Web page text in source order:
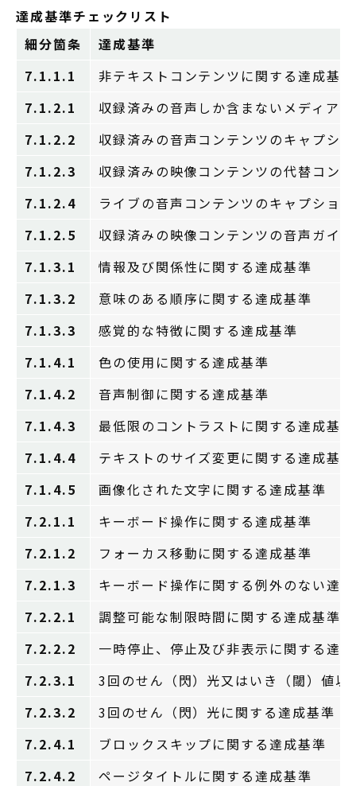
達成基準チェックリスト
細分箇条
達成基準
7.1.1.1
非テキストコンテンツに関する達成基準
7.1.2.1
収録済みの音声しか含まないメディア
7.1.2.2
収録済みの音声コンテンツのキャプシ
7.1.2.3
収録済みの映像コンテンツの代替コン
7.1.2.4
ライブの音声コンテンツのキャプショ
7.1.2.5
収録済みの映像コンテンツの音声ガイ
7.1.3.1
情報及び関係性に関する達成基準
7.1.3.2
意味のある順序に関する達成基準
7.1.3.3
感覚的な特徴に関する達成基準
7.1.4.1
色の使用に関する達成基準
7.1.4.2
音声制御に関する達成基準
7.1.4.3
最低限のコントラストに関する達成基準
7.1.4.4
テキストのサイズ変更に関する達成基準
7.1.4.5
画像化された文字に関する達成基準
7.2.1.1
キーボード操作に関する達成基準
7.2.1.2
フォーカス移動に関する達成基準
7.2.1.3
キーボード操作に関する例外のない達
7.2.2.1
調整可能な制限時間に関する達成基準
7.2.2.2
一時停止、停止及び非表示に関する達
7.2.3.1
3回のせん（閃）光又はいき（閾）値以
7.2.3.2
3回のせん（閃）光に関する達成基準
7.2.4.1
ブロックスキップに関する達成基準
7.2.4.2
ページタイトルに関する達成基準